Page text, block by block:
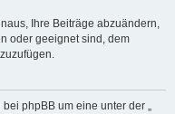
Ihre Beiträge abzuändern,
oder geeignet sind, dem
phpBB um eine unter der „